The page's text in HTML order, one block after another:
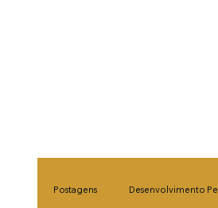
Postagens Desenvolvimento